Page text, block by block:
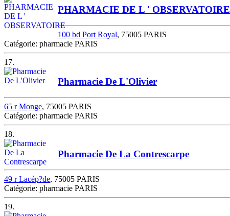
PHARMACIE DE L ' OBSERVATOIRE
100 bd Port Royal, 75005 PARIS
Catégorie: pharmacie PARIS
17.
Pharmacie De L'Olivier
65 r Monge, 75005 PARIS
Catégorie: pharmacie PARIS
18.
Pharmacie De La Contrescarpe
49 r Lacép?de, 75005 PARIS
Catégorie: pharmacie PARIS
19.